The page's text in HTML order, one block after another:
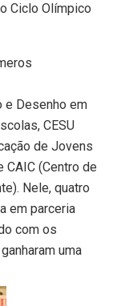
Ciclo Olímpico
e Desenho em
CESU
de Jovens
CAIC (Centro de
Nele, quatro
em parceria
com os
uma